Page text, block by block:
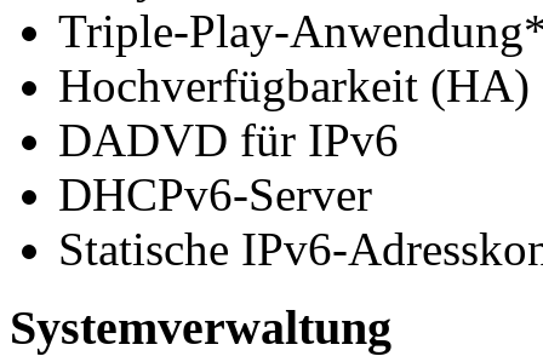
Triple-Play-
Hochverfügbarkeit (HA)
DADVD für IPv6
DHCPv6-Server
Statische IPv6-
Systemverwaltung